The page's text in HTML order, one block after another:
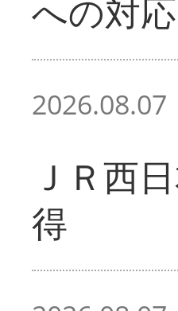
への対
2026.08.07
ＪＲ西
得